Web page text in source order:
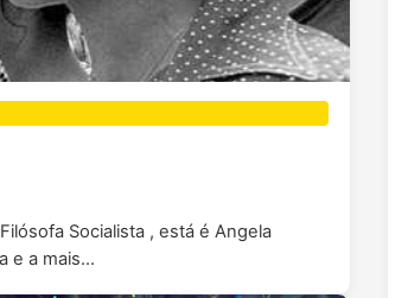
Socialista , está é Angela
e a mais…